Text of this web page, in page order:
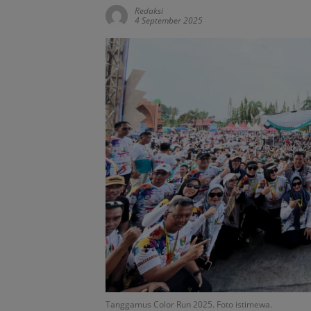
Redaksi
4 September 2025
Tanggamus Color Run 2025. Foto istimewa.